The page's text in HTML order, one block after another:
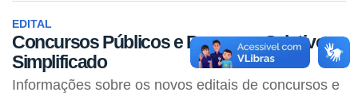
EDITAL
Concursos Públicos e Processo Seletivo
Simplificado
Informações sobre os novos editais de concursos e